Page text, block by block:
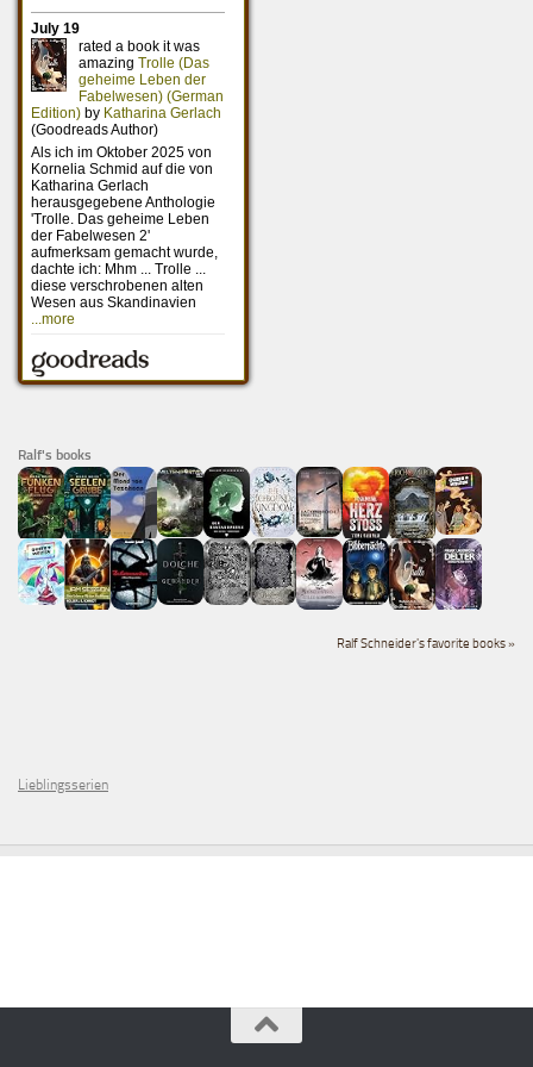
Ralf's books
Ralf Schneider's favorite books »
Lieblingsserien